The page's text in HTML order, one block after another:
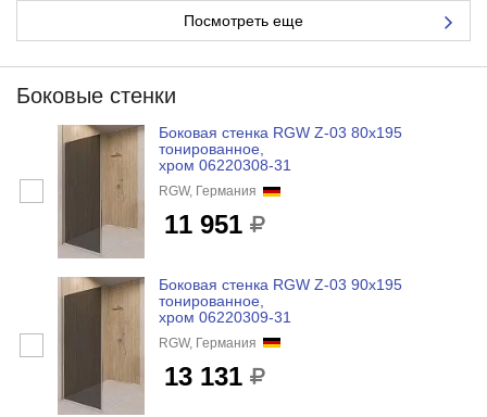
Посмотреть еще
Боковые стенки
Боковая стенка RGW Z-03 80x195
тонированное,
хром 06220308-31
RGW, Германия
11 951
Боковая стенка RGW Z-03 90x195
тонированное,
хром 06220309-31
RGW, Германия
13 131